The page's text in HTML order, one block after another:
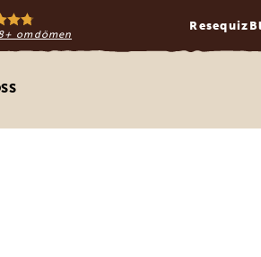
omdömen
Resequiz